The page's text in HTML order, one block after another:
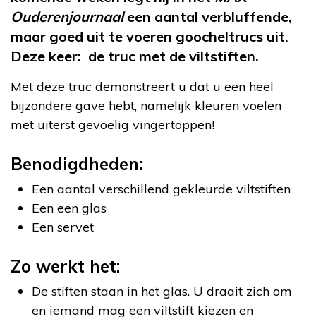
Ouderenjournaaleen aantal verbluffende,
maar goed uit te voeren goocheltrucs uit.
Deze keer: de truc met de viltstiften.
Met deze truc demonstreert u dat u een heel
bijzondere gave hebt, namelijk kleuren voelen
met uiterst gevoelig vingertoppen!
Benodigdheden:
Een aantal verschillend gekleurde viltstiften
Een een glas
Een servet
Zo werkt het:
De stiften staan in het glas. U draait zich om
en iemand mag een viltstift kiezen en